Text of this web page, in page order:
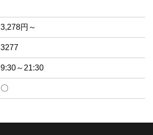
3,278円～
3277
9:30～21:30
〇